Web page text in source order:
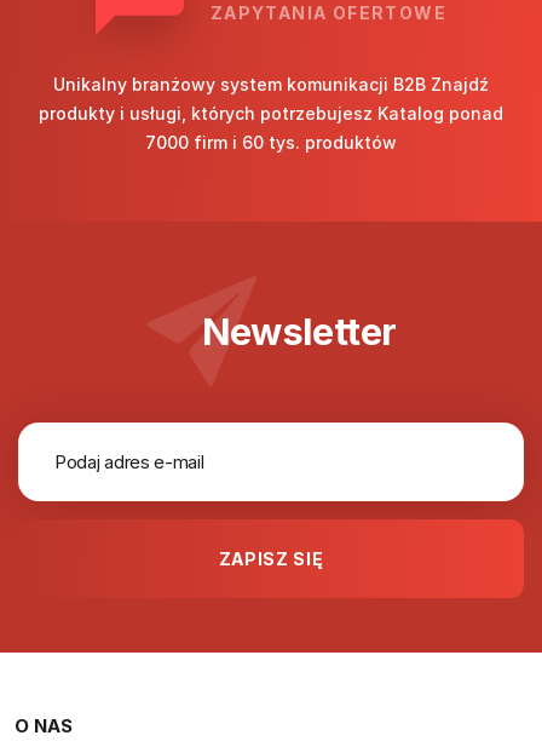
ZAPYTANIA OFERTOWE
Unikalny branżowy system komunikacji B2B Znajdź
produkty i usługi, których potrzebujesz Katalog ponad
7000 firm i 60 tys. produktów
Newsletter
O NAS